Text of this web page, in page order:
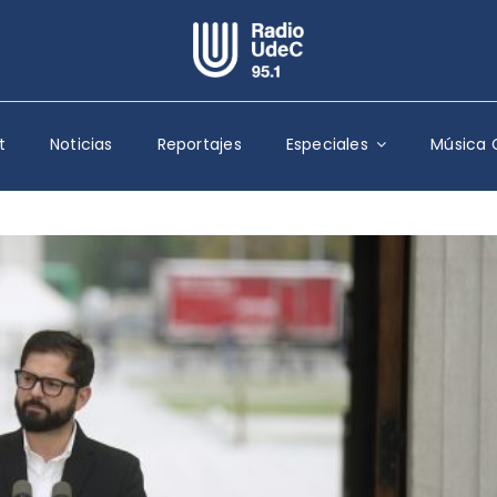
Escuchar Radio UdeC en vivo
Quiénes Somos
Programación
Podcast
Noticias
Reportajes
Columnas
Música Clásica
Noticias Reportajes Especiales Música